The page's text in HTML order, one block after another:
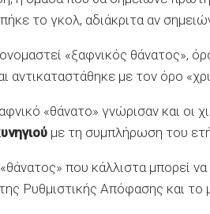
το γκολ, αδιάκριτα αν
«ξαφνικός θάνατος»,
αντικαταστάθηκε με τον όρο
«θάνατο» γνώρισαν και οι
με τη συμπλήρωση του
που κάλλιστα μπορεί
Ρυθμιστικής Απόφασης και το